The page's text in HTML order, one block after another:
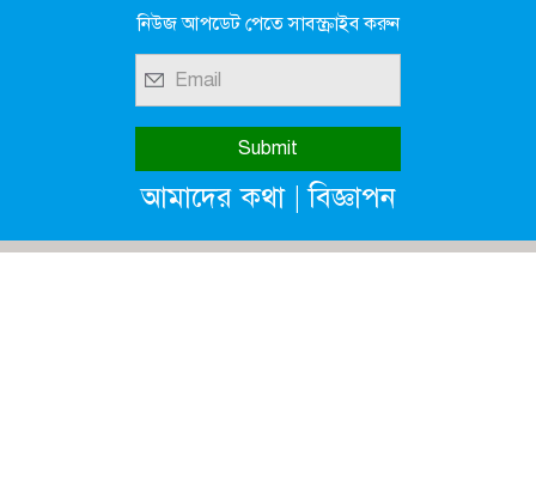
নিউজ আপডেট পেতে সাবস্ক্রাইব করুন
আমাদের কথা|বিজ্ঞাপন